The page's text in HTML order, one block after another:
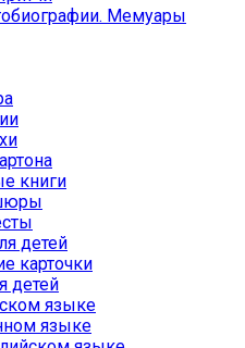
Мемуары
книги
детей
карточки
детей
языке
языке